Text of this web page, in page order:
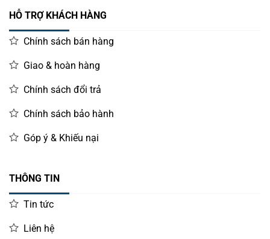
HỖ TRỢ KHÁCH HÀNG
Chính sách bán hàng
Giao & hoàn hàng
Chính sách đổi trả
Chính sách bảo hành
Góp ý & Khiếu nại
THÔNG TIN
Tin tức
Liên hệ